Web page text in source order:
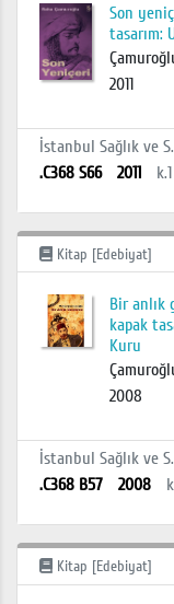
Son
tasarım:
2011
İstanbul
.C368 S66
2011 k.1
Kitap [Edebiyat]
Bir anlık
kapak
Kuru
2008
İstanbul
.C368 B57
2008
Kitap [Edebiyat]